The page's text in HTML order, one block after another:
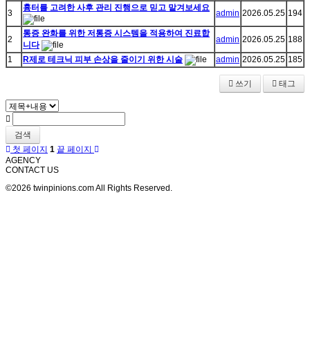
3
흉터를 고려한 사후 관리 진행으로 믿고 맡겨보세요
admin 2026.05.25 194
2
통증 완화를 위한 저통증 시스템을 적용하여 진료합
니다
admin 2026.05.25 188
1 R제로 테크닉 피부 손상을 줄이기 위한 시술 admin 2026.05.25 185
쓰기 태그
검색
첫 페이지 1 끝 페이지
AGENCY
CONTACT US
©2026 twinpinions.com All Rights Reserved.